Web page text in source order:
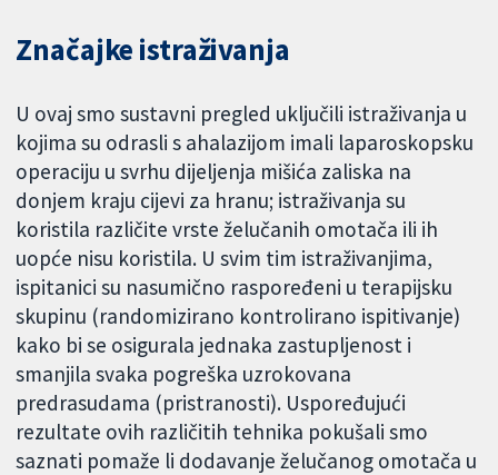
Značajke istraživanja
U ovaj smo sustavni pregled uključili istraživanja u
kojima su odrasli s ahalazijom imali laparoskopsku
operaciju u svrhu dijeljenja mišića zaliska na
donjem kraju cijevi za hranu; istraživanja su
koristila različite vrste želučanih omotača ili ih
uopće nisu koristila. U svim tim istraživanjima,
ispitanici su nasumično raspoređeni u terapijsku
skupinu (randomizirano kontrolirano ispitivanje)
kako bi se osigurala jednaka zastupljenost i
smanjila svaka pogreška uzrokovana
predrasudama (pristranosti). Uspoređujući
rezultate ovih različitih tehnika pokušali smo
saznati pomaže li dodavanje želučanog omotača u